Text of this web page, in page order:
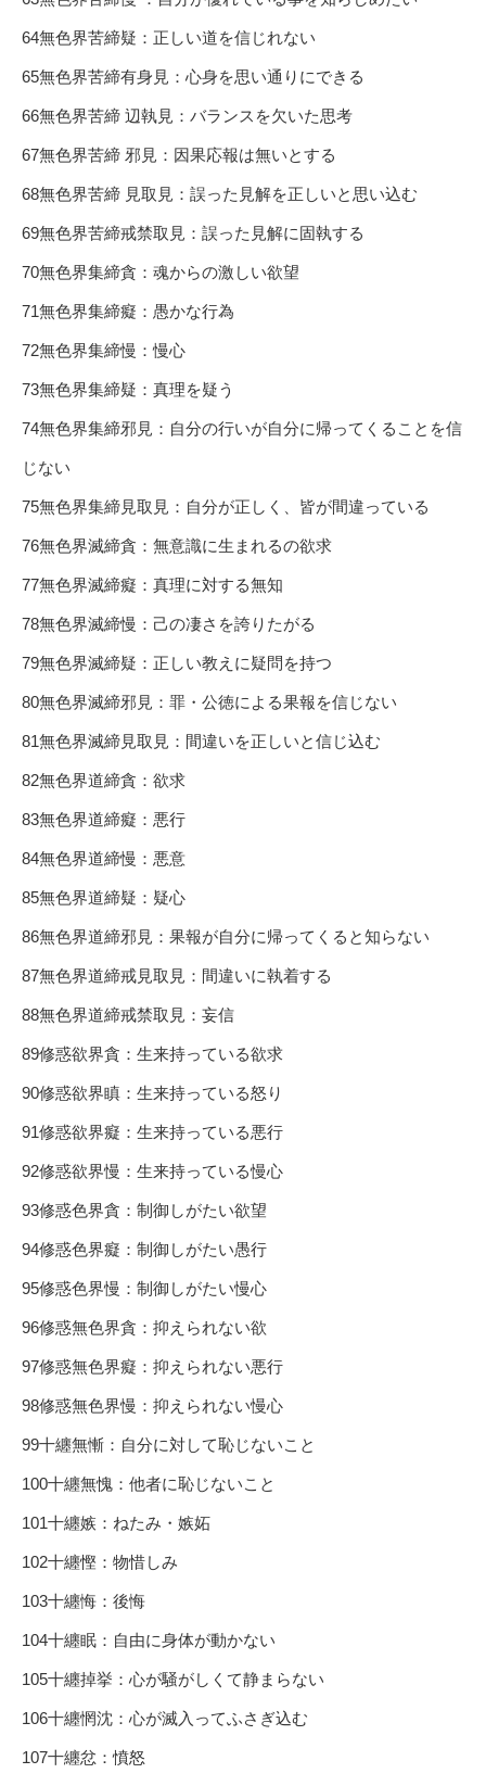
64無色界苦締疑：正しい道を信じれない
65無色界苦締有身見：心身を思い通りにできる
66無色界苦締 辺執見：バランスを欠いた思考
67無色界苦締 邪見：因果応報は無いとする
68無色界苦締 見取見：誤った見解を正しいと思い込む
69無色界苦締戒禁取見：誤った見解に固執する
70無色界集締貪：魂からの激しい欲望
71無色界集締癡：愚かな行為
72無色界集締慢：慢心
73無色界集締疑：真理を疑う
74無色界集締邪見：自分の行いが自分に帰ってくることを信
じない
75無色界集締見取見：自分が正しく、皆が間違っている
76無色界滅締貪：無意識に生まれるの欲求
77無色界滅締癡：真理に対する無知
78無色界滅締慢：己の凄さを誇りたがる
79無色界滅締疑：正しい教えに疑問を持つ
80無色界滅締邪見：罪・公徳による果報を信じない
81無色界滅締見取見：間違いを正しいと信じ込む
82無色界道締貪：欲求
83無色界道締癡：悪行
84無色界道締慢：悪意
85無色界道締疑：疑心
86無色界道締邪見：果報が自分に帰ってくると知らない
87無色界道締戒見取見：間違いに執着する
88無色界道締戒禁取見：妄信
89修惑欲界貪：生来持っている欲求
90修惑欲界瞋：生来持っている怒り
91修惑欲界癡：生来持っている悪行
92修惑欲界慢：生来持っている慢心
93修惑色界貪：制御しがたい欲望
94修惑色界癡：制御しがたい愚行
95修惑色界慢：制御しがたい慢心
96修惑無色界貪：抑えられない欲
97修惑無色界癡：抑えられない悪行
98修惑無色界慢：抑えられない慢心
99十纏無慚：自分に対して恥じないこと
100十纏無愧：他者に恥じないこと
101十纏嫉：ねたみ・嫉妬
102十纏慳：物惜しみ
103十纏悔：後悔
104十纏眠：自由に身体が動かない
105十纏掉挙：心が騒がしくて静まらない
106十纏惘沈：心が滅入ってふさぎ込む
107十纏忿：憤怒